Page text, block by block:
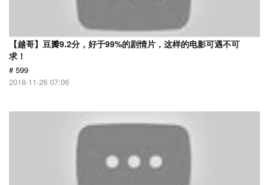
【越哥】豆瓣9.2分，好于99%的剧情片，这样的电影可遇不可
求！
# 599
2018-11-26 07:06